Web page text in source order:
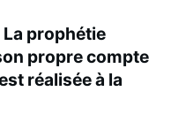
prophétie
propre compte
réalisée à la